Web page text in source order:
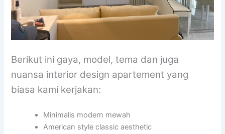
Berikut ini gaya, model, tema dan juga
nuansa interior design apartement yang
biasa kami kerjakan:
Minimalis modern mewah
American style classic aesthetic